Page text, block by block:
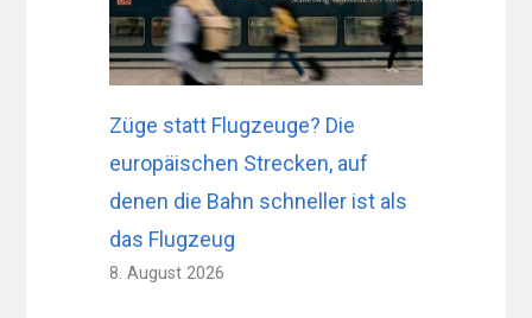
Züge statt Flugzeuge? Die
europäischen Strecken, auf
denen die Bahn schneller ist als
das Flugzeug
8. August 2026